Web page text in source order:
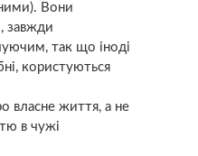
Вони
завжди
так що іноді
користуються
власне життя, а не
в чужі